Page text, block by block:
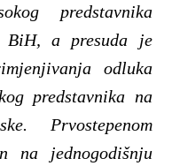
predstavnika
BiH, a presuda je
odluka
predstavnika na
Prvostepenom
na jednogodišnju